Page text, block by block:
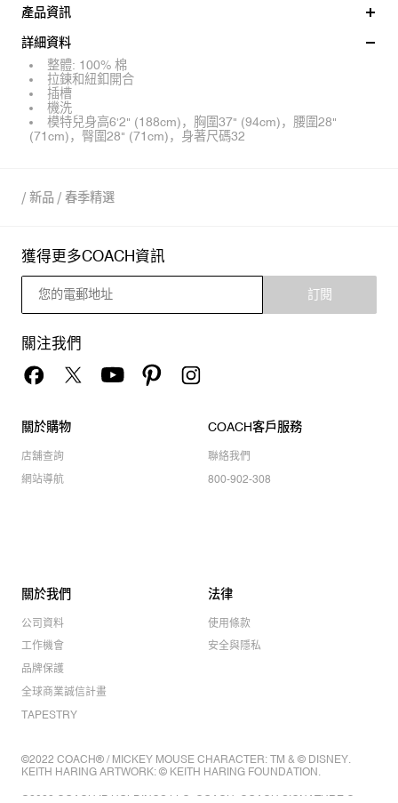
產品資訊
詳細資料
整體: 100% 棉
拉鍊和紐釦開合
插槽
機洗
模特兒身高6'2" (188cm)，胸圍37" (94cm)，腰圍28"
(71cm)，臀圍28" (71cm)，身著尺碼32
/ 新品 / 春季精選
獲得更多COACH資訊
訂閱
關注我們
關於購物
店舖查詢
網站導航
COACH客戶服務
聯絡我們
800-902-308
關於我們
公司資料
工作機會
品牌保護
全球商業誠信計畫
TAPESTRY
法律
使用條款
安全與隱私
©2022 COACH® / MICKEY MOUSE CHARACTER: TM & © DISNEY.
KEITH HARING ARTWORK: © KEITH HARING FOUNDATION.
©2022 COACH IP HOLDINGS LLC. COACH, COACH SIGNATURE C